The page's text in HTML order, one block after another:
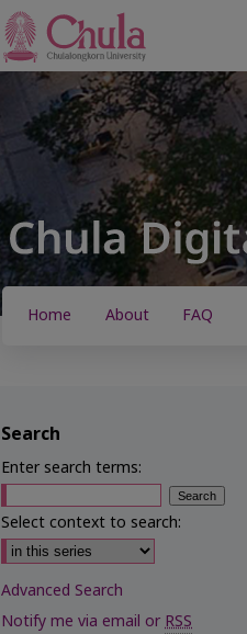
Home About FAQ
Search
Enter search terms:
Select context to search:
Advanced Search
Notify me via email orRSS